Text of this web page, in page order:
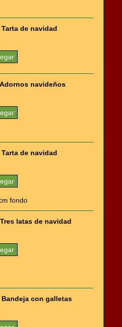
Tarta de navidad
Adornos navideños
Tarta de navidad
fondo
latas de navidad
Bandeja con galletas